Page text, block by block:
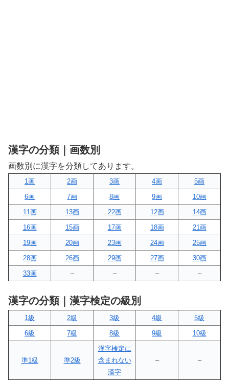
漢字の分類｜画数別
画数別に漢字を分類してあります。
1画 2画 3画 4画
5画
6画
7画 8画 9画
10画
11画
13画 22画 12画
14画
16画
15画 17画 18画
21画
19画
20画 23画 24画
25画
28画
26画 29画 27画
30画
33画
– – – –
漢字の分類｜漢字検定の級別
1級 2級 3級 4級
5級
6級
7級 8級 9級 10級
準1級 準2級
漢字検定に
含まれない
漢字
– –